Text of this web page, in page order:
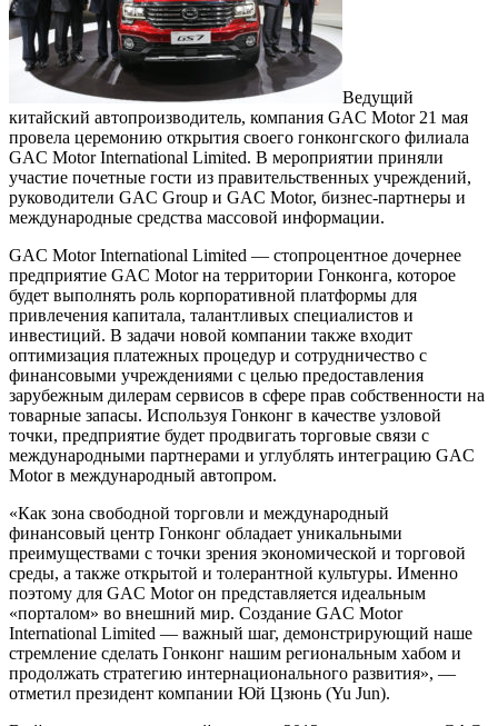
Ведущий
китайский автопроизводитель, компания GAC Motor 21 мая
провела церемонию открытия своего гонконгского филиала
GAC Motor International Limited. В мероприятии приняли
участие почетные гости из правительственных учреждений,
руководители GAC Group и GAC Motor, бизнес-партнеры и
международные средства массовой информации.
GAC Motor International Limited — стопроцентное дочернее
предприятие GAC Motor на территории Гонконга, которое
будет выполнять роль корпоративной платформы для
привлечения капитала, талантливых специалистов и
инвестиций. В задачи новой компании также входит
оптимизация платежных процедур и сотрудничество с
финансовыми учреждениями с целью предоставления
зарубежным дилерам сервисов в сфере прав собственности на
товарные запасы. Используя Гонконг в качестве узловой
точки, предприятие будет продвигать торговые связи с
международными партнерами и углублять интеграцию GAC
Motor в международный автопром.
«Как зона свободной торговли и международный
финансовый центр Гонконг обладает уникальными
преимуществами с точки зрения экономической и торговой
среды, а также открытой и толерантной культуры. Именно
поэтому для GAC Motor он представляется идеальным
«порталом» во внешний мир. Создание GAC Motor
International Limited — важный шаг, демонстрирующий наше
стремление сделать Гонконг нашим региональным хабом и
продолжать стратегию интернационального развития», —
отметил президент компании Юй Цзюнь (Yu Jun).